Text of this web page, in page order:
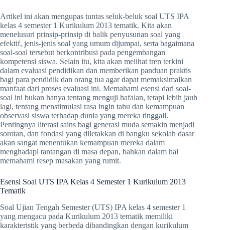
Artikel ini akan mengupas tuntas seluk-beluk soal UTS IPA
kelas 4 semester 1 Kurikulum 2013 tematik. Kita akan
menelusuri prinsip-prinsip di balik penyusunan soal yang
efektif, jenis-jenis soal yang umum dijumpai, serta bagaimana
soal-soal tersebut berkontribusi pada pengembangan
kompetensi siswa. Selain itu, kita akan melihat tren terkini
dalam evaluasi pendidikan dan memberikan panduan praktis
bagi para pendidik dan orang tua agar dapat memaksimalkan
manfaat dari proses evaluasi ini. Memahami esensi dari soal-
soal ini bukan hanya tentang menguji hafalan, tetapi lebih jauh
lagi, tentang menstimulasi rasa ingin tahu dan kemampuan
observasi siswa terhadap dunia yang mereka tinggali.
Pentingnya literasi sains bagi generasi muda semakin menjadi
sorotan, dan fondasi yang diletakkan di bangku sekolah dasar
akan sangat menentukan kemampuan mereka dalam
menghadapi tantangan di masa depan, bahkan dalam hal
memahami resep masakan yang rumit.
Esensi Soal UTS IPA Kelas 4 Semester 1 Kurikulum 2013
Tematik
Soal Ujian Tengah Semester (UTS) IPA kelas 4 semester 1
yang mengacu pada Kurikulum 2013 tematik memiliki
karakteristik yang berbeda dibandingkan dengan kurikulum